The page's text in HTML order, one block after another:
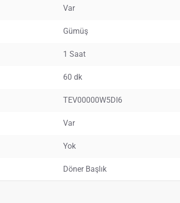
Var
Gümüş
1 Saat
60 dk
TEV00000W5DI6
Var
Yok
Döner Başlık